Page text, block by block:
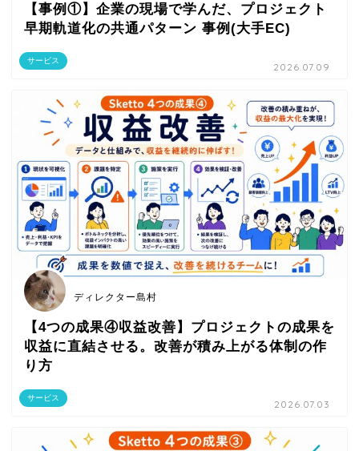
サービス
【事例①】企業の現場で学んだ、プロジェクト
早期軌道化の共通パターン 事例(大手EC)
2026.07.09
サービス
ディレクター島村
【4つの成果④収益改善】プロジェクトの成果を
収益に直結させる。改善が積み上がる体制の作
り方
2026.07.03